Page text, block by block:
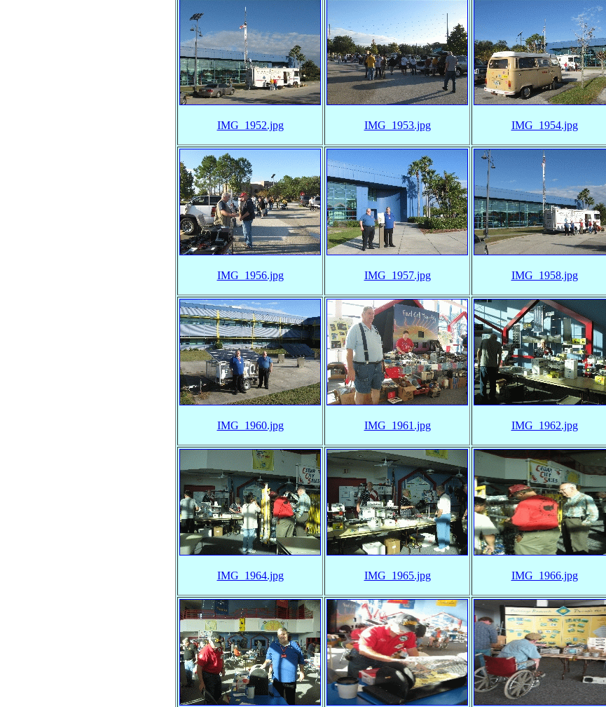
IMG_1952.jpg IMG_1953.jpg IMG_1954.jpg
IMG_1956.jpg IMG_1957.jpg IMG_1958.jpg
IMG_1960.jpg IMG_1961.jpg IMG_1962.jpg
IMG_1964.jpg IMG_1965.jpg IMG_1966.jpg